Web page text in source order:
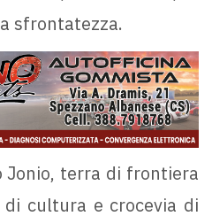
sfrontatezza.
Jonio, terra di frontiera
cultura e crocevia di